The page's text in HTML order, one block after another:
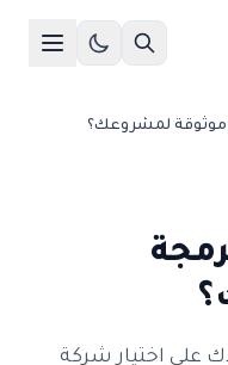
موثوقة لمشروعك؟
على اختيار شركة